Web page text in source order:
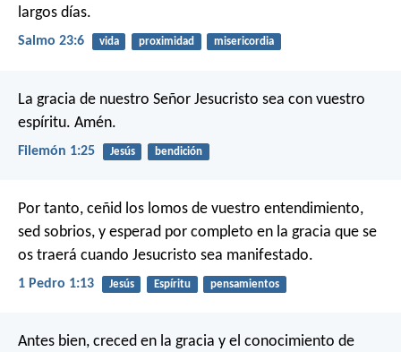
largos días.
Salmo 23:6 vida proximidad misericordia
La gracia de nuestro Señor Jesucristo sea con vuestro
espíritu. Amén.
Filemón 1:25 Jesús bendición
Por tanto, ceñid los lomos de vuestro entendimiento,
sed sobrios, y esperad por completo en la gracia que se
os traerá cuando Jesucristo sea manifestado.
1 Pedro 1:13 Jesús Espíritu pensamientos
Antes bien, creced en la gracia y el conocimiento de